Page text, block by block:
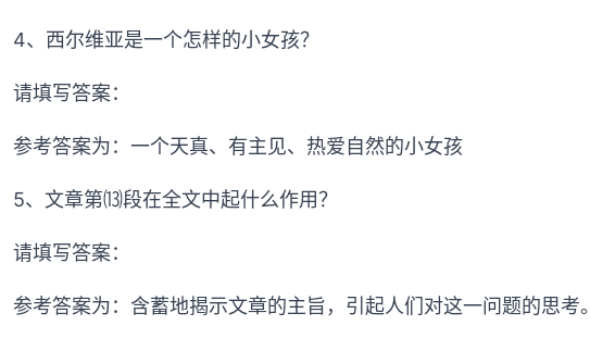
4、西尔维亚是一个怎样的小女孩？
请填写答案：
参考答案为：一个天真、有主见、热爱自然的小女孩
5、文章第⒀段在全文中起什么作用？
请填写答案：
参考答案为：含蓄地揭示文章的主旨，引起人们对这一问题的思考。